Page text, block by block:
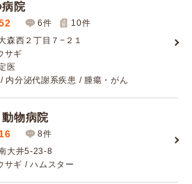
病院
6件 10件
森西２丁目７−２１
サギ
医
内分泌代謝系疾患 / 腫瘍・がん
物病院
8件
大井5-23-8
サギ / ハムスター